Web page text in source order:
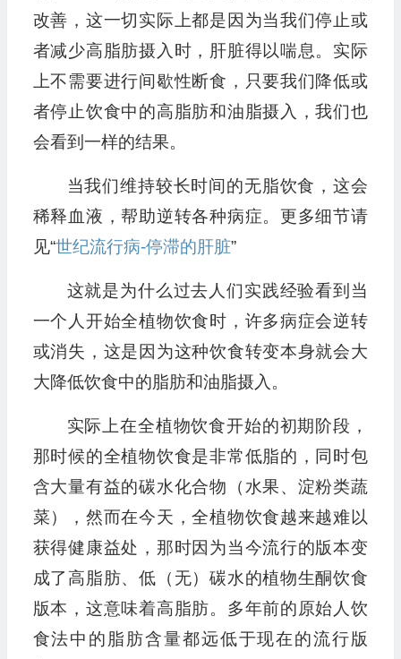
改善，这一切实际上都是因为当我们停止或
者减少高脂肪摄入时，肝脏得以喘息。实际
上不需要进行间歇性断食，只要我们降低或
者停止饮食中的高脂肪和油脂摄入，我们也
会看到一样的结果。
当我们维持较长时间的无脂饮食，这会
稀释血液，帮助逆转各种病症。更多细节请
见“世纪流行病-停滞的肝脏”
这就是为什么过去人们实践经验看到当
一个人开始全植物饮食时，许多病症会逆转
或消失，这是因为这种饮食转变本身就会大
大降低饮食中的脂肪和油脂摄入。
实际上在全植物饮食开始的初期阶段，
那时候的全植物饮食是非常低脂的，同时包
含大量有益的碳水化合物（水果、淀粉类蔬
菜），然而在今天，全植物饮食越来越难以
获得健康益处，那时因为当今流行的版本变
成了高脂肪、低（无）碳水的植物生酮饮食
版本，这意味着高脂肪。多年前的原始人饮
食法中的脂肪含量都远低于现在的流行版